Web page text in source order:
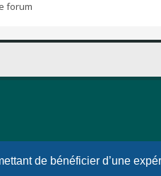
de bénéficier d’une
forum